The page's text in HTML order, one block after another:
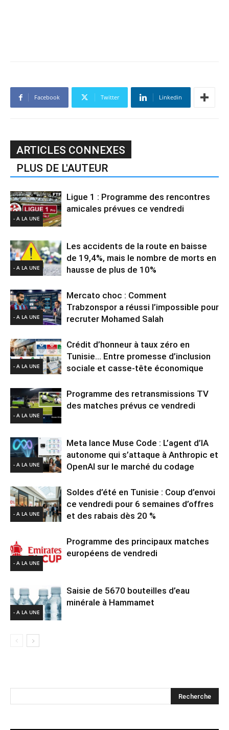
Facebook Twitter Linkedin
ARTICLES CONNEXES
PLUS DE L'AUTEUR
- A LA UNE
Ligue 1 : Programme des rencontres
amicales prévues ce vendredi
- A LA UNE
Les accidents de la route en baisse
de 19,4%, mais le nombre de morts en
hausse de plus de 10%
- A LA UNE
Mercato choc : Comment
Trabzonspor a réussi l’impossible pour
recruter Mohamed Salah
- A LA UNE
Crédit d’honneur à taux zéro en
Tunisie… Entre promesse d’inclusion
sociale et casse-tête économique
- A LA UNE
Programme des retransmissions TV
des matches prévus ce vendredi
- A LA UNE
Meta lance Muse Code : L’agent d’IA
autonome qui s’attaque à Anthropic et
OpenAI sur le marché du codage
- A LA UNE
Soldes d’été en Tunisie : Coup d’envoi
ce vendredi pour 6 semaines d’offres
et des rabais dès 20 %
- A LA UNE
Programme des principaux matches
européens de vendredi
- A LA UNE
Saisie de 5670 bouteilles d’eau
minérale à Hammamet